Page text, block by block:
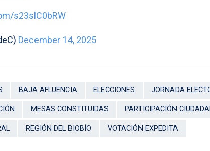
s23slC0bRW
December 14, 2025
BAJA AFLUENCIA ELECCIONES JORNADA
MESAS CONSTITUIDAS PARTICIPACIÓN
REGIÓN DEL BIOBÍO VOTACIÓN EXPEDITA